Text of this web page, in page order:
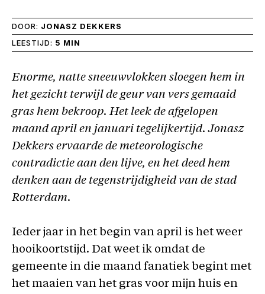
DOOR: JONASZ DEKKERS
LEESTIJD: 5 MIN
Enorme, natte sneeuwvlokken sloegen hem in
het gezicht terwijl de geur van vers gemaaid
gras hem bekroop. Het leek de afgelopen
maand april en januari tegelijkertijd. Jonasz
Dekkers ervaarde de meteorologische
contradictie aan den lijve, en het deed hem
denken aan de tegenstrijdigheid van de stad
Rotterdam.
Ieder jaar in het begin van april is het weer
hooikoortstijd. Dat weet ik omdat de
gemeente in die maand fanatiek begint met
het maaien van het gras voor mijn huis en